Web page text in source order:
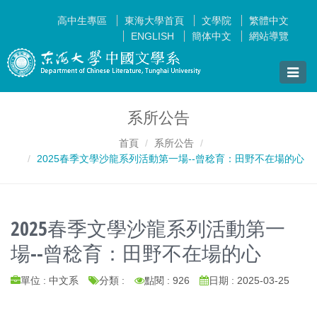
高中生專區 東海大學首頁 文學院
繁體中文
ENGLISH
簡体中文 網站導覽
Toggle
系所公告
首頁
系所公告
2025春季文學沙龍系列活動第一場--曾稔育：田野不在場的心
2025春季文學沙龍系列活動第一
場--曾稔育：田野不在場的心
單位 : 中文系 分類 : 點閱 : 926 日期 : 2025-03-25